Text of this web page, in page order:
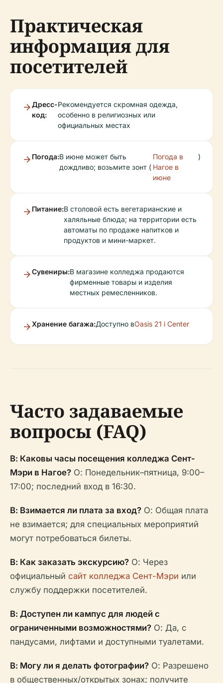
Практическая
информация для
посетителей
Дресс-
код:
Рекомендуется скромная одежда,
особенно в религиозных или
официальных местах
Погода:В июне может быть
дождливо; возьмите зонт (
Погода в
Нагое в
июне
)
Питание:В столовой есть вегетарианские и
халяльные блюда; на территории есть
автоматы по продаже напитков и
продуктов и мини-маркет.
Сувениры:В магазине колледжа продаются
фирменные товары и изделия
местных ремесленников.
Хранение багажа:Доступно вOasis 21 i Center
Часто задаваемые
вопросы (FAQ)
В: Каковы часы посещения колледжа Сент-
Мэри в Нагое? О: Понедельник–пятница, 9:00–
17:00; последний вход в 16:30.
В: Взимается ли плата за вход? О: Общая плата
не взимается; для специальных мероприятий
могут потребоваться билеты.
В: Как заказать экскурсию? О: Через
официальный сайт колледжа Сент-Мэри или
службу поддержки посетителей.
В: Доступен ли кампус для людей с
ограниченными возможностями? О: Да, с
пандусами, лифтами и доступными туалетами.
В: Могу ли я делать фотографии? О: Разрешено
в общественных/открытых зонах; получите